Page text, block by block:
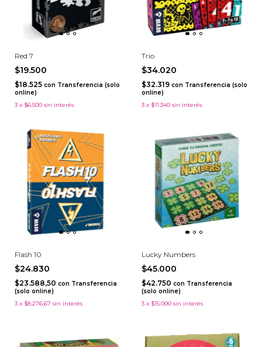
Red 7
$19.500
$18.525 con Transferencia (solo
online)
3 x $6.500 sin interés
Trio
$34.020
$32.319 con Transferencia (solo
online)
3 x $11.340 sin interés
Flash 10
$24.830
$23.588,50 con Transferencia
(solo online)
3 x $8.276,67 sin interés
Lucky Numbers
$45.000
$42.750 con Transferencia
(solo online)
3 x $15.000 sin interés